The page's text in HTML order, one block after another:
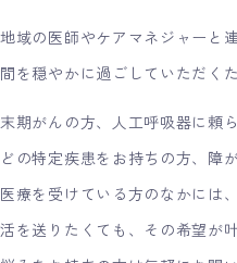
地域の医師やケアマネジャーと
間を穏やかに過ごしていただく
末期がんの方、人工呼吸器に頼
どの特定疾患をお持ちの方、障
医療を受けている方のなかには
活を送りたくても、その希望が